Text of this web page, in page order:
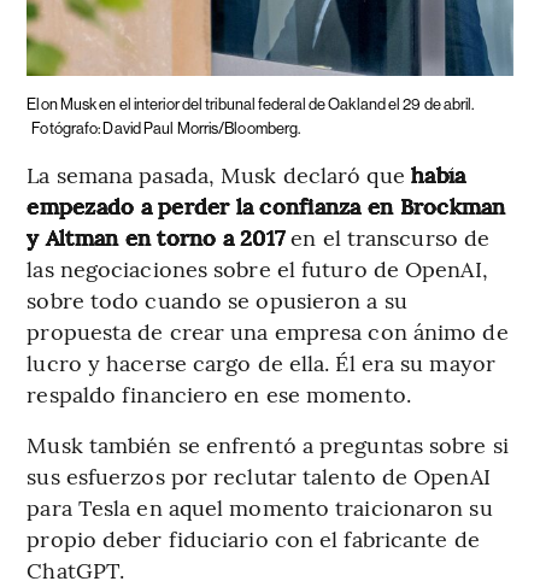
Elon Musk en el interior del tribunal federal de Oakland el 29 de abril.
Fotógrafo: David Paul Morris/Bloomberg.
La semana pasada, Musk declaró que había
empezado a perder la confianza en Brockman
y Altman en torno a 2017en el transcurso de
las negociaciones sobre el futuro de OpenAI,
sobre todo cuando se opusieron a su
propuesta de crear una empresa con ánimo de
lucro y hacerse cargo de ella. Él era su mayor
respaldo financiero en ese momento.
Musk también se enfrentó a preguntas sobre si
sus esfuerzos por reclutar talento de OpenAI
para Tesla en aquel momento traicionaron su
propio deber fiduciario con el fabricante de
ChatGPT.